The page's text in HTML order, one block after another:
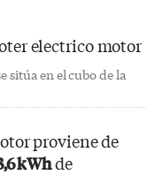
sitúa en el cubo de la
proviene de
kWhde